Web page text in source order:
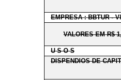
EMPRESA : BBTUR -
VALORES EM R$
U S O S
DISPENDIOS DE